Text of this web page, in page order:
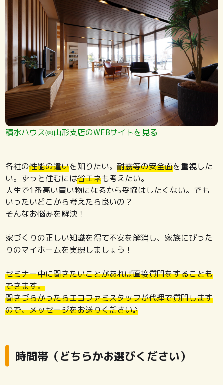
積水ハウス㈱山形支店のWEBサイトを見る
各社の性能の違いを知りたい。耐震等の安全面を重視した
い。ずっと住むには省エネも考えたい。
人生で1番高い買い物になるから妥協はしたくない。でも
いったいどこから考えたら良いの？
そんなお悩みを解決！
家づくりの正しい知識を得て不安を解消し、家族にぴった
りのマイホームを実現しましょう！
セミナー中に聞きたいことがあれば直接質問をすることも
できます。
聞きづらかったらエコファミスタッフが代理で質問します
ので、メッセージをお送りください♪
時間帯（どちらかお選びください）